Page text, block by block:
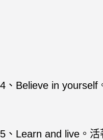
4、Believe in yourself
5、Learn and live。活